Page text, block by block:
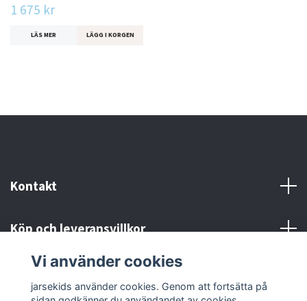
1 675 kr
LÄS MER LÄGG I KORGEN
Kontakt
Köp och leveransvillkor
Sociala medier
Vi använder cookies
jarsekids använder cookies. Genom att fortsätta på